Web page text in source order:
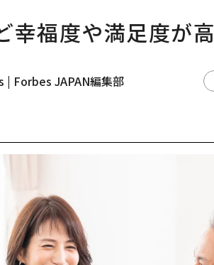
幸福度や満足度が
| Forbes JAPAN編集部